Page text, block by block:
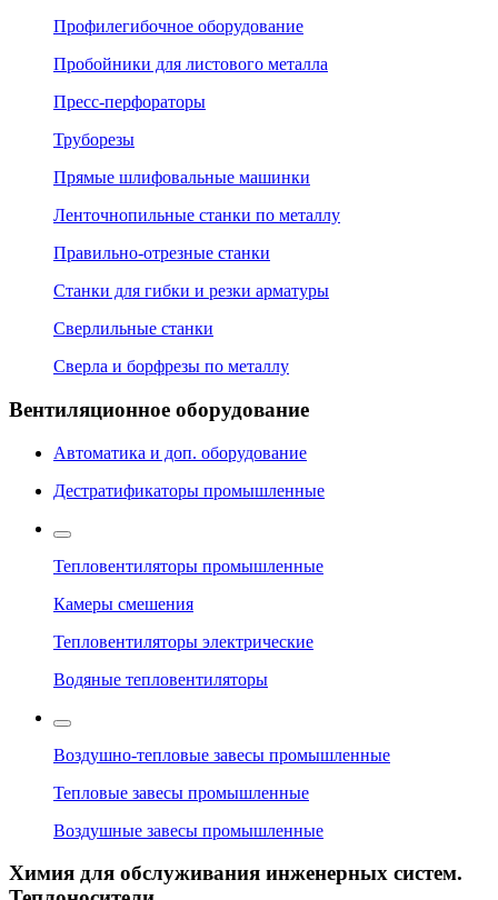
Профилегибочное оборудование
Пробойники для листового металла
Пресс-перфораторы
Труборезы
Прямые шлифовальные машинки
Ленточнопильные станки по металлу
Правильно-отрезные станки
Станки для гибки и резки арматуры
Сверлильные станки
Сверла и борфрезы по металлу
Вентиляционное оборудование
Автоматика и доп. оборудование
Дестратификаторы промышленные
Тепловентиляторы промышленные
Камеры смешения
Тепловентиляторы электрические
Водяные тепловентиляторы
Воздушно-тепловые завесы промышленные
Тепловые завесы промышленные
Воздушные завесы промышленные
Химия для обслуживания инженерных систем.